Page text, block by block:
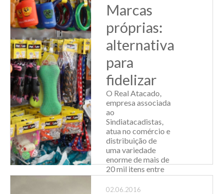
de junho, a
empresa prevê
crescimento de
10% na
comercialização de
produtos típi...
Leia Mais
Marcas
próprias:
alternativa
para
fidelizar
O Real Atacado,
empresa associada
ao
Sindiatacadistas,
atua no comércio e
distribuição de
uma variedade
enorme de mais de
20 mil itens entre
utilidades
domésticas,
02.06.2016